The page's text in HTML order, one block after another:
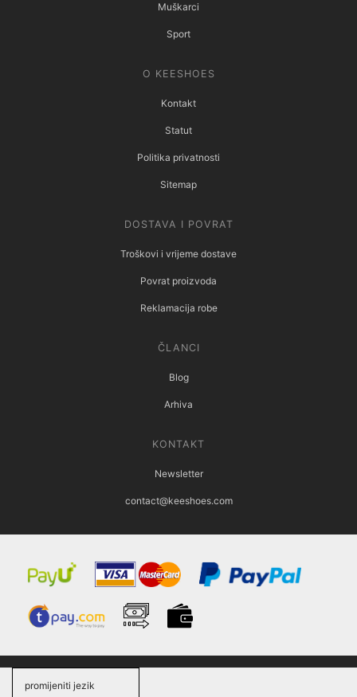
Muškarci
Sport
O KEESHOES
Kontakt
Statut
Politika privatnosti
Sitemap
DOSTAVA I POVRAT
Troškovi i vrijeme dostave
Povrat proizvoda
Reklamacija robe
ČLANCI
Blog
Arhiva
KONTAKT
Newsletter
contact@keeshoes.com
promijeniti jezik